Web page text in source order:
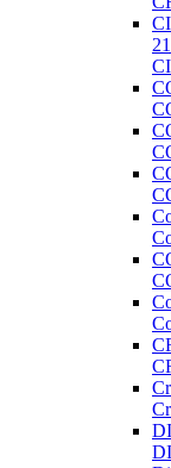
21